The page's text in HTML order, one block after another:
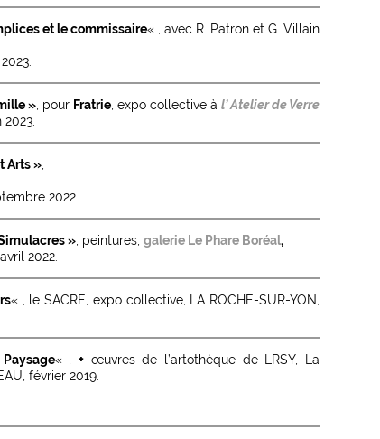
et le commissaire« , avec R. Patron et G. Villain
» , pour Fratrie , expo collective à l’ Atelier de Verre
Arts »
2022
» , peintures, galerie Le Phare Boréal,
2022.
« , le SACRE, expo collective, LA ROCHE-SUR-YON,
Paysage« ,+ œuvres de l’artothèque de LRSY, La
février 2019.